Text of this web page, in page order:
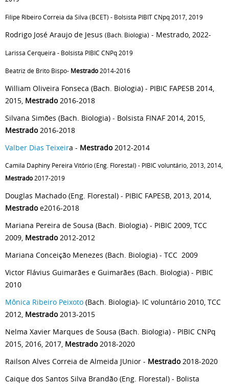
Filipe Ribeiro Correia da Silva (BCET) - Bolsista PIBIT CNpq 2017, 2019
Rodrigo José Araujo de Jesus (Bach. Biologia) - Mestrado, 2022-
Larissa Cerqueira - Bolsista PIBIC CNPq 2019
Beatriz de Brito Bispo- Mestrado2014-2016
William Oliveira Fonseca (Bach. Biologia) - PIBIC FAPESB 2014,
2015, Mestrado2016-2018
Silvana Simões (Bach. Biologia) - Bolsista FINAF 2014, 2015,
Mestrado2016-2018
Valber Dias Teixeira - Mestrado2012-2014
Camila Daphiny Pereira Vitório (Eng. Florestal) - PIBIC voluntário, 2013, 2014,
Mestrado2017-2019
Douglas Machado (Eng. Florestal) - PIBIC FAPESB, 2013, 2014,
Mestradoe2016-2018
Mariana Pereira de Sousa (Bach. Biologia) - PIBIC 2009, TCC
2009, Mestrado2012-2012
Mariana Conceição Menezes (Bach. Biologia) - TCC 2009
Victor Flávius Guimarães e Guimarães (Bach. Biologia) - PIBIC
2010
Mônica Ribeiro Peixoto (Bach. Biologia)- IC voluntário 2010, TCC
2012, Mestrado2013-2015
Nelma Xavier Marques de Sousa (Bach. Biologia) - PIBIC CNPq
2015, 2016, 2017, Mestrado2018-2020
Railson Alves Correia de Almeida JUnior - Mestrado2018-2020
Caique dos Santos Silva Brandão (Eng. Florestal) - Bolista